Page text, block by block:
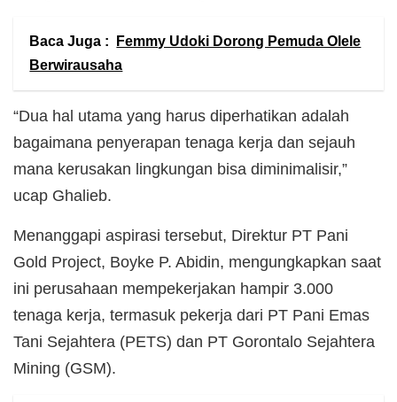
Baca Juga :
Femmy Udoki Dorong Pemuda Olele
Berwirausaha
“Dua hal utama yang harus diperhatikan adalah
bagaimana penyerapan tenaga kerja dan sejauh
mana kerusakan lingkungan bisa diminimalisir,”
ucap Ghalieb.
Menanggapi aspirasi tersebut, Direktur PT Pani
Gold Project, Boyke P. Abidin, mengungkapkan saat
ini perusahaan mempekerjakan hampir 3.000
tenaga kerja, termasuk pekerja dari PT Pani Emas
Tani Sejahtera (PETS) dan PT Gorontalo Sejahtera
Mining (GSM).